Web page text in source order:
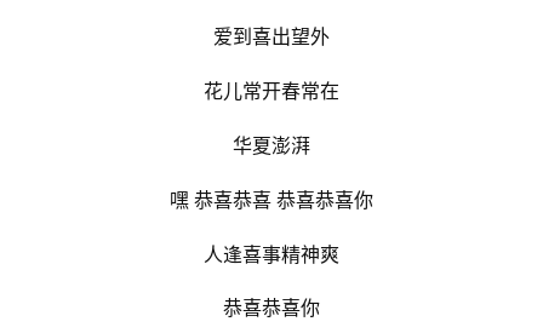
爱到喜出望外
花儿常开春常在
华夏澎湃
嘿 恭喜恭喜 恭喜恭喜你
人逢喜事精神爽
恭喜恭喜你